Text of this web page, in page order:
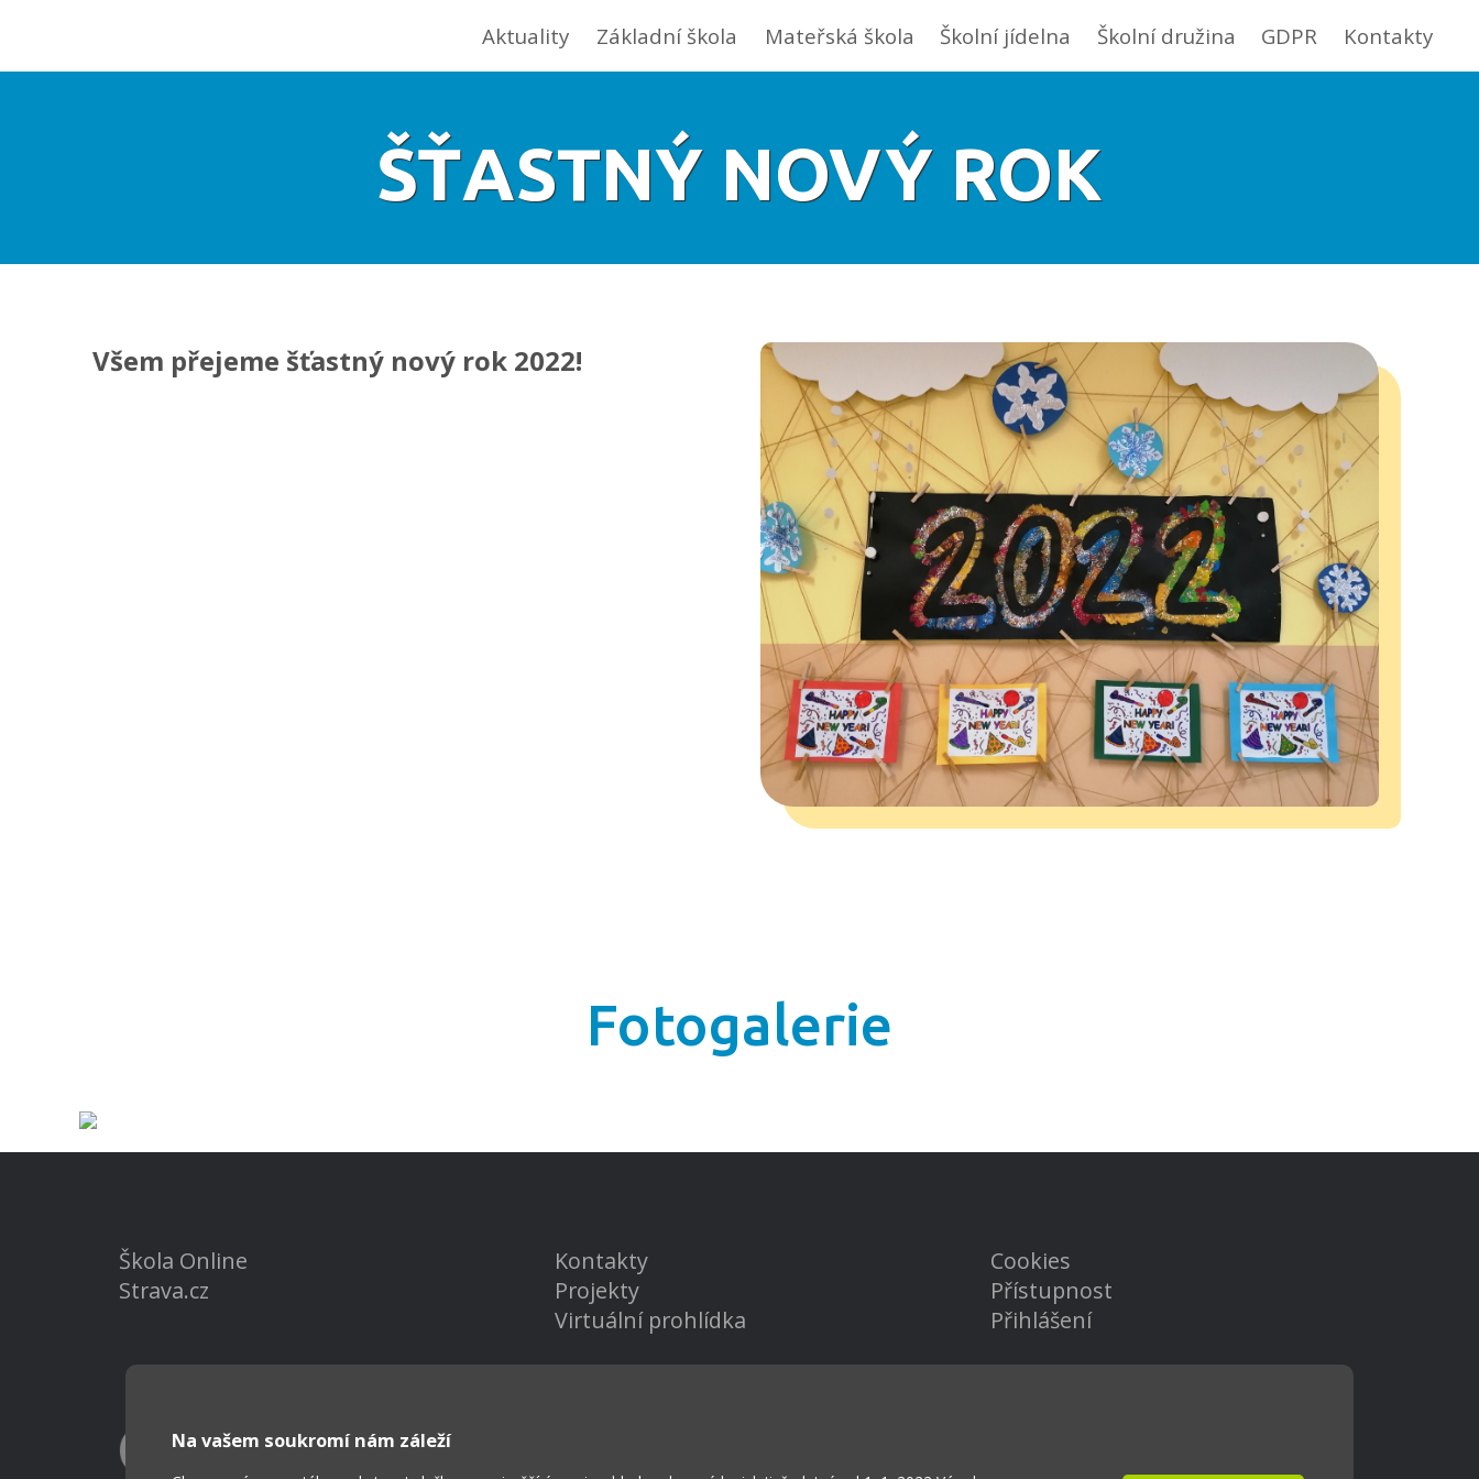
Aktuality Základní škola Mateřská škola Školní jídelna Školní družina GDPR Kontakty
ŠŤASTNÝ NOVÝ ROK
Všem přejeme šťastný nový rok 2022!
Fotogalerie
Na vašem soukromí nám záleží
Škola Online
Strava.cz
Kontakty
Projekty
Virtuální prohlídka
Cookies
Přístupnost
Přihlášení